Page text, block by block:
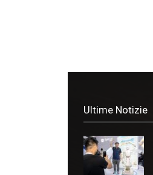
Ultime Notizie